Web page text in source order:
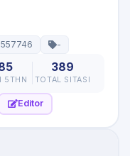
-
5THN
389
TOTAL SITASI
Editor